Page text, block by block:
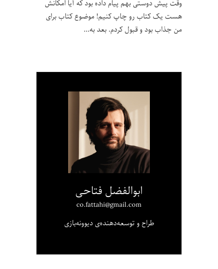
وقت پیش دوستی بهم پیام داده بود که آیا امکانش
هست یک کتاب رو چاپ کنیم! موضوع کتاب برای
من جذاب بود و قبول کردم. بعد به
ابوالفضل فتاحی
co.fattahi@gmail.com
طراح و توسعه‌دهنده‌ی دیوونه‌بازی